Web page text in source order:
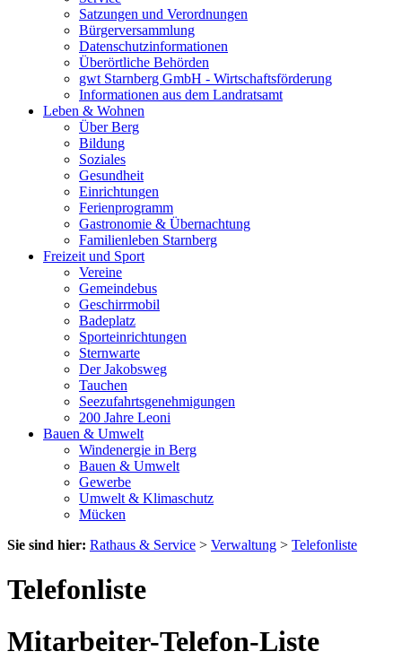
Satzungen und Verordnungen
Bürgerversammlung
Datenschutzinformationen
Überörtliche Behörden
gwt Starnberg GmbH - Wirtschaftsförderung
Informationen aus dem Landratsamt
Leben & Wohnen
Über Berg
Bildung
Soziales
Gesundheit
Einrichtungen
Ferienprogramm
Gastronomie & Übernachtung
Familienleben Starnberg
Freizeit und Sport
Vereine
Gemeindebus
Geschirrmobil
Badeplatz
Sporteinrichtungen
Sternwarte
Der Jakobsweg
Tauchen
Seezufahrtsgenehmigungen
200 Jahre Leoni
Bauen & Umwelt
Windenergie in Berg
Bauen & Umwelt
Gewerbe
Umwelt & Klimaschutz
Mücken
Sie sind hier: Rathaus & Service > Verwaltung > Telefonliste
Telefonliste
Mitarbeiter-Telefon-Liste